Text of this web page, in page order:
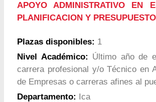
APOYO ADMINISTRATIVO EN
PLANIFICACION Y PRESUPUESTO
Plazas disponibles: 1
Nivel Académico: Último año de
carrera profesional y/o Técnico en
de Empresas o carreras afines al
Departamento: Ica